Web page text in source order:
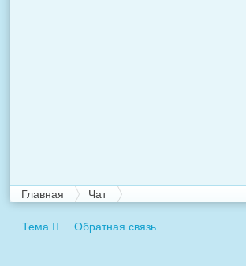
Главная Чат
Тема Обратная связь